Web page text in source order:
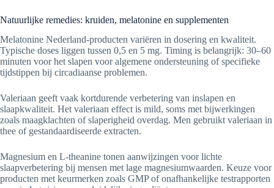
Natuurlijke remedies: kruiden, melatonine en supplementen
Melatonine Nederland-producten variëren in dosering en kwaliteit.
Typische doses liggen tussen 0,5 en 5 mg. Timing is belangrijk: 30–60
minuten voor het slapen voor algemene ondersteuning of specifieke
tijdstippen bij circadiaanse problemen.
Valeriaan geeft vaak kortdurende verbetering van inslapen en
slaapkwaliteit. Het valeriaan effect is mild, soms met bijwerkingen
zoals maagklachten of slaperigheid overdag. Men gebruikt valeriaan in
thee of gestandaardiseerde extracten.
Magnesium en L-theanine tonen aanwijzingen voor lichte
slaapverbetering bij mensen met lage magnesiumwaarden. Keuze voor
producten met keurmerken zoals GMP of onafhankelijke testrapporten